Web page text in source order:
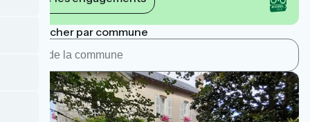
Rechercher par commune